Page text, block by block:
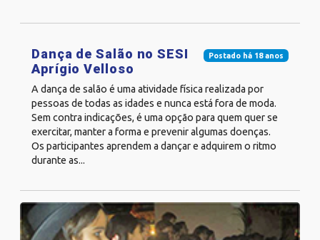
Postado há 18 anos
Dança de Salão no SESI
Aprígio Velloso
A dança de salão é uma atividade física realizada por
pessoas de todas as idades e nunca está fora de moda.
Sem contra indicações, é uma opção para quem quer se
exercitar, manter a forma e prevenir algumas doenças.
Os participantes aprendem a dançar e adquirem o ritmo
durante as...